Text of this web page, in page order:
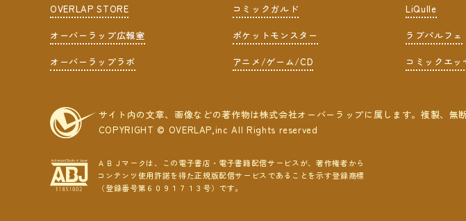
OVERLAP STORE
オーバーラップ広報室
オーバーラップラボ
コミックガルド
ポケットモンスター
アニメ/ゲーム/CD
LiQulle
ラブパルフェ
コミックエッ
サイト内の文章、画像などの著作物は株式会社オーバーラップに属します。複製、無
COPYRIGHT © OVERLAP,inc All Rights reserved
ＡＢＪマークは、この電子書店・電子書籍配信サービスが、著作権者から
コンテンツ使用許諾を得た正規版配信サービスであることを示す登録商標
（登録番号第６０９１７１３号）です。